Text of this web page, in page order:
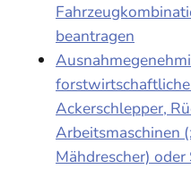
beantragen
forstwirtschaftliche
Ackerschlepper,
Arbeitsmaschinen
Mähdrescher)